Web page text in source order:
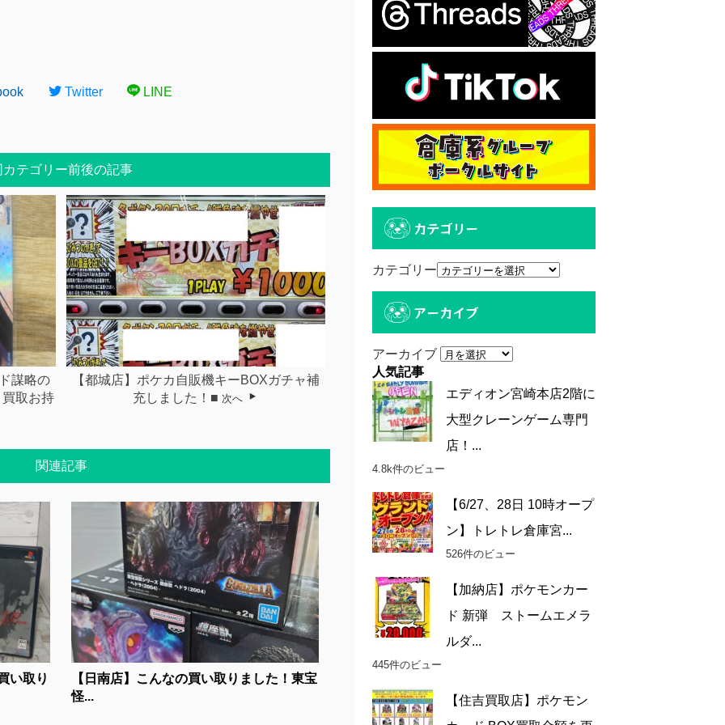
Twitter LINE
カテゴリー前後の記事
謀略の
取お持
【都城店】ポケカ自販機キーBOXガチャ補
充しました！■ 次へ
関連記事
い取り
【日南店】こんなの買い取りました！東宝
怪...
カテゴリー
カテゴリー
アーカイブ
アーカイブ
人気記事
エディオン宮崎本店2階に
大型クレーンゲーム専門
店！...
4.8k件のビュー
【6/27、28日 10時オープ
ン】トレトレ倉庫宮...
526件のビュー
【加納店】ポケモンカー
ド 新弾 ストームエメラ
ルダ...
445件のビュー
【住吉買取店】ポケモン